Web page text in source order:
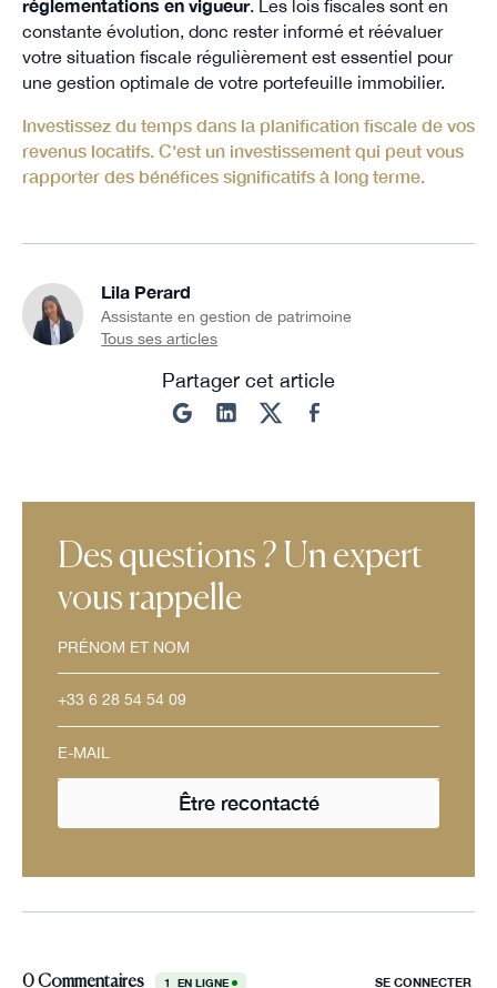
réglementations en vigueur. Les lois fiscales sont en
constante évolution, donc rester informé et réévaluer
votre situation fiscale régulièrement est essentiel pour
une gestion optimale de votre portefeuille immobilier.
Investissez du temps dans la planification fiscale de vos
revenus locatifs. C'est un investissement qui peut vous
rapporter des bénéfices significatifs à long terme.
Lila Perard
Assistante en gestion de patrimoine
Tous ses articles
Partager cet article
Des questions ? Un expert
vous rappelle